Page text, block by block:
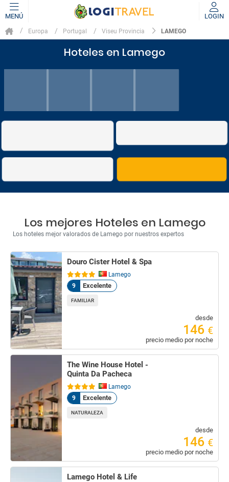
MENÚ LOGIN
Europa Portugal Viseu Provincia LAMEGO
Hoteles en Lamego
Los mejores Hoteles en Lamego
Los hoteles mejor valorados de Lamego por nuestros expertos
Douro Cister Hotel & Spa
Lamego
9
Excelente
FAMILIAR
desde
146 €
precio medio por noche
The Wine House Hotel -
Quinta Da Pacheca
Lamego
9
Excelente
NATURALEZA
desde
146 €
precio medio por noche
Lamego Hotel & Life